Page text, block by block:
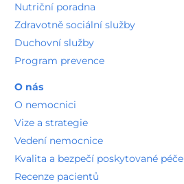
Nutriční poradna
Zdravotně sociální služby
Duchovní služby
Program prevence
O nás
O nemocnici
Vize a strategie
Vedení nemocnice
Kvalita a bezpečí poskytované péče
Recenze pacientů